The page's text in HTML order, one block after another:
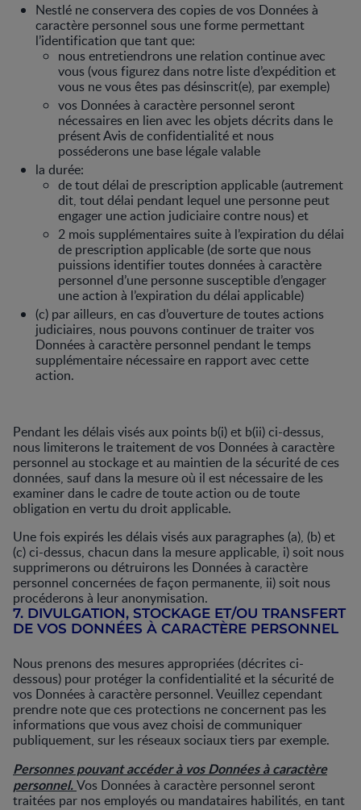
Nestlé ne conservera des copies de vos Données à
caractère personnel sous une forme permettant
l’identification que tant que:
nous entretiendrons une relation continue avec
vous (vous figurez dans notre liste d’expédition et
vous ne vous êtes pas désinscrit(e), par exemple)
vos Données à caractère personnel seront
nécessaires en lien avec les objets décrits dans le
présent Avis de confidentialité et nous
posséderons une base légale valable
la durée:
de tout délai de prescription applicable (autrement
dit, tout délai pendant lequel une personne peut
engager une action judiciaire contre nous) et
2 mois supplémentaires suite à l’expiration du délai
de prescription applicable (de sorte que nous
puissions identifier toutes données à caractère
personnel d’une personne susceptible d’engager
une action à l’expiration du délai applicable)
(c) par ailleurs, en cas d’ouverture de toutes actions
judiciaires, nous pouvons continuer de traiter vos
Données à caractère personnel pendant le temps
supplémentaire nécessaire en rapport avec cette
action.
Pendant les délais visés aux points b(i) et b(ii) ci-dessus,
nous limiterons le traitement de vos Données à caractère
personnel au stockage et au maintien de la sécurité de ces
données, sauf dans la mesure où il est nécessaire de les
examiner dans le cadre de toute action ou de toute
obligation en vertu du droit applicable.
Une fois expirés les délais visés aux paragraphes (a), (b) et
(c) ci-dessus, chacun dans la mesure applicable, i) soit nous
supprimerons ou détruirons les Données à caractère
personnel concernées de façon permanente, ii) soit nous
procéderons à leur anonymisation.
7. DIVULGATION, STOCKAGE ET/OU TRANSFERT
DE VOS DONNÉES À CARACTÈRE PERSONNEL
Nous prenons des mesures appropriées (décrites ci-
dessous) pour protéger la confidentialité et la sécurité de
vos Données à caractère personnel. Veuillez cependant
prendre note que ces protections ne concernent pas les
informations que vous avez choisi de communiquer
publiquement, sur les réseaux sociaux tiers par exemple.
Personnes pouvant accéder à vos Données à caractère
personnel.Vos Données à caractère personnel seront
traitées par nos employés ou mandataires habilités, en tant